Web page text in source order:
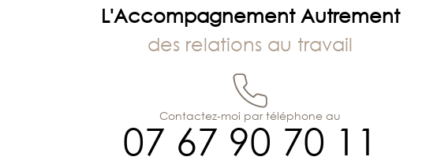
L'Accompagnement Autrement
des relations au travail
07 67 90 70 11
Contactez-moi par téléphone au